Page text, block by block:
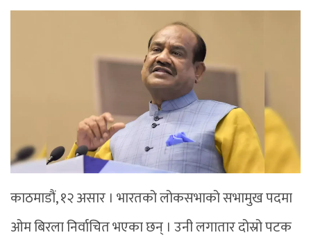
काठमाडौं, १२ असार । भारतको लोकसभाको सभामुख पदमा
ओम बिरला निर्वाचित भएका छन् । उनी लगातार दोस्रो पटक